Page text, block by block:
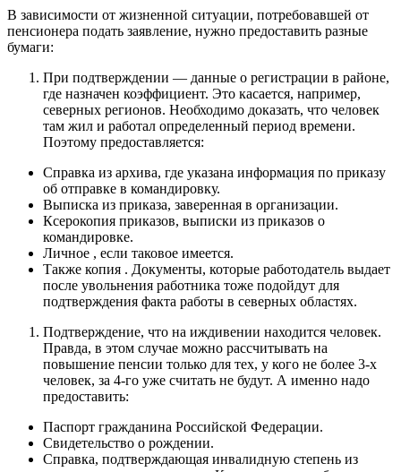
В зависимости от жизненной ситуации, потребовавшей от
пенсионера подать заявление, нужно предоставить разные
бумаги:
При подтверждении — данные о регистрации в районе,
где назначен коэффициент. Это касается, например,
северных регионов. Необходимо доказать, что человек
там жил и работал определенный период времени.
Поэтому предоставляется:
Справка из архива, где указана информация по приказу
об отправке в командировку.
Выписка из приказа, заверенная в организации.
Ксерокопия приказов, выписки из приказов о
командировке.
Личное , если таковое имеется.
Также копия . Документы, которые работодатель выдает
после увольнения работника тоже подойдут для
подтверждения факта работы в северных областях.
Подтверждение, что на иждивении находится человек.
Правда, в этом случае можно рассчитывать на
повышение пенсии только для тех, у кого не более 3-х
человек, за 4-го уже считать не будут. А именно надо
предоставить:
Паспорт гражданина Российской Федерации.
Свидетельство о рождении.
Справка, подтверждающая инвалидную степень из